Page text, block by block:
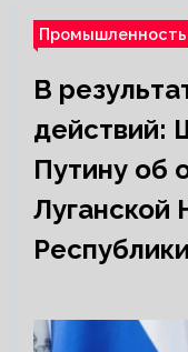
Промышленность
В
действий:
Путину об
Луганской
Республики